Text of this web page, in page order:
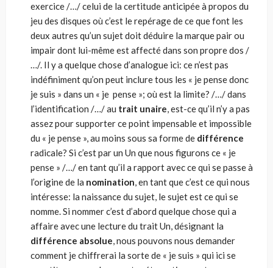
exercice /…/ celui de la certitude anticipée à propos du
jeu des disques où c’est le repérage de ce que font les
deux autres qu’un sujet doit déduire la marque pair ou
impair dont lui-même est affecté dans son propre dos /
…/. Il y a quelque chose d’analogue ici: ce n’est pas
indéfiniment qu’on peut inclure tous les « je pense donc
je suis » dans un « je pense »; où est la limite? /…/ dans
l’iden­tification /…/ au trait unaire, est-ce qu’il n’y a pas
assez pour supporter ce point impensable et impossible
du « je pense », au moins sous sa forme de différence
radicale? Si c’est par un Un que nous figurons ce « je
pense » /…/ en tant qu’il a rapport avec ce qui se passe à
l’origine de la nomination, en tant que c’est ce qui nous
intéresse: la naissance du sujet, le sujet est ce qui se
nomme. Si nommer c’est d’abord quelque chose qui a
affaire avec une lecture du trait Un, désignant la
différence absolue, nous pouvons nous demander
comment je chiffrerai la sorte de « je suis » qui ici se